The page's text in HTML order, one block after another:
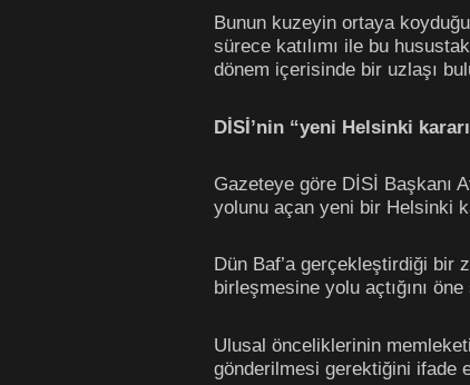
Bunun kuzeyin ortaya
sürece katılımı ile bu
dönem içerisinde bir uzlaşı
DİSİ’nin “yeni Helsinki
Gazeteye göre DİSİ Başkanı
yolunu açan yeni bir Helsinki
Dün Baf’a gerçekleştirdiği bir
birleşmesine yolu açtığını
Ulusal önceliklerinin
gönderilmesi gerektiğini ifade